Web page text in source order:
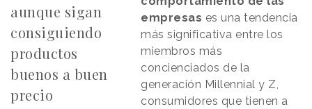
aunque sigan
consiguiendo
productos
buenos a buen
precio
empresas es una tendencia
más significativa entre los
miembros más
concienciados de la
generación Millennial y Z,
consumidores que tienen a